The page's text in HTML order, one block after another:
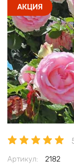
АКЦИЯ
Артикул:
2182